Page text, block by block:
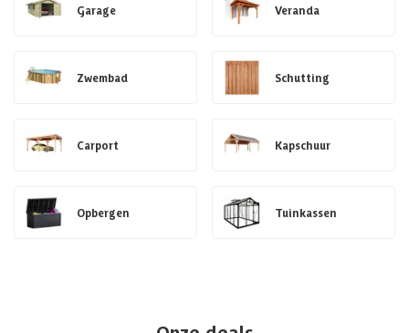
Garage Veranda
Zwembad Schutting
Carport Kapschuur
Opbergen Tuinkassen